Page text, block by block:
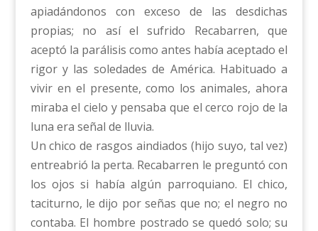
apiadándonos con exceso de las desdichas
propias; no así el sufrido Recabarren, que
aceptó la parálisis como antes había aceptado el
rigor y las soledades de América. Habituado a
vivir en el presente, como los animales, ahora
miraba el cielo y pensaba que el cerco rojo de la
luna era señal de lluvia.
Un chico de rasgos aindiados (hijo suyo, tal vez)
entreabrió la perta. Recabarren le preguntó con
los ojos si había algún parroquiano. El chico,
taciturno, le dijo por señas que no; el negro no
contaba. El hombre postrado se quedó solo; su